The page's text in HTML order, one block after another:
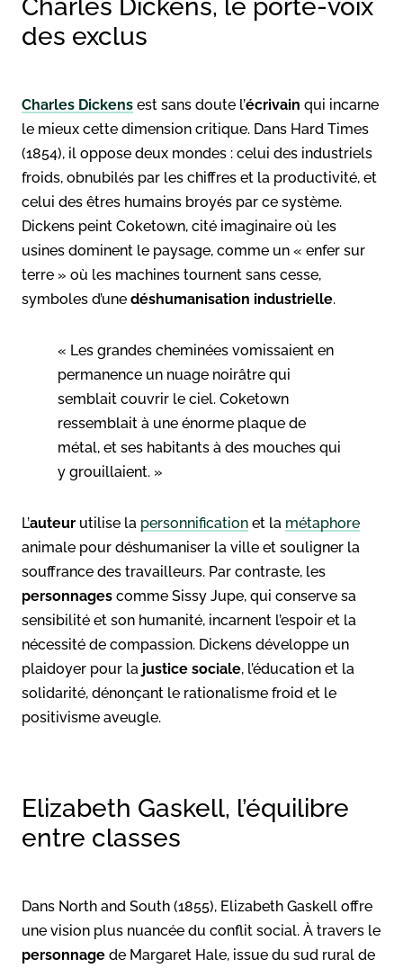
Charles Dickens, le porte-voix
des exclus
Charles Dickens est sans doute l’écrivain qui incarne
le mieux cette dimension critique. Dans Hard Times
(1854), il oppose deux mondes : celui des industriels
froids, obnubilés par les chiffres et la productivité, et
celui des êtres humains broyés par ce système.
Dickens peint Coketown, cité imaginaire où les
usines dominent le paysage, comme un « enfer sur
terre » où les machines tournent sans cesse,
symboles d’une déshumanisation industrielle.
« Les grandes cheminées vomissaient en
permanence un nuage noirâtre qui
semblait couvrir le ciel. Coketown
ressemblait à une énorme plaque de
métal, et ses habitants à des mouches qui
y grouillaient. »
L’auteur utilise la personnification et la métaphore
animale pour déshumaniser la ville et souligner la
souffrance des travailleurs. Par contraste, les
personnages comme Sissy Jupe, qui conserve sa
sensibilité et son humanité, incarnent l’espoir et la
nécessité de compassion. Dickens développe un
plaidoyer pour la justice sociale, l’éducation et la
solidarité, dénonçant le rationalisme froid et le
positivisme aveugle.
Elizabeth Gaskell, l’équilibre
entre classes
Dans North and South (1855), Elizabeth Gaskell offre
une vision plus nuancée du conflit social. À travers le
personnage de Margaret Hale, issue du sud rural de